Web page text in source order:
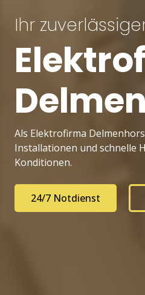
Ihr
Als Elektrofirma
Installationen und schnelle
Konditionen.
24/7 Notdienst